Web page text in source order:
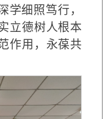
学细照笃行，
立德树人根本
作用，永葆共